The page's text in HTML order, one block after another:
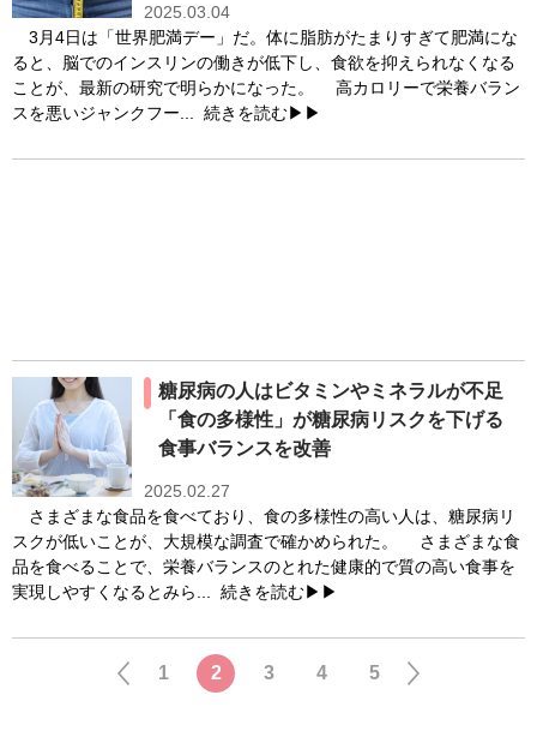
2025.03.04
3月4日は「世界肥満デー」だ。体に脂肪がたまりすぎて肥満にな
ると、脳でのインスリンの働きが低下し、食欲を抑えられなくなる
ことが、最新の研究で明らかになった。 高カロリーで栄養バラン
スを悪いジャンクフー... 続きを読む▶▶
糖尿病の人はビタミンやミネラルが不足
「食の多様性」が糖尿病リスクを下げる
食事バランスを改善
2025.02.27
さまざまな食品を食べており、食の多様性の高い人は、糖尿病リ
スクが低いことが、大規模な調査で確かめられた。 さまざまな食
品を食べることで、栄養バランスのとれた健康的で質の高い食事を
実現しやすくなるとみら... 続きを読む▶▶
1 2 3 4 5